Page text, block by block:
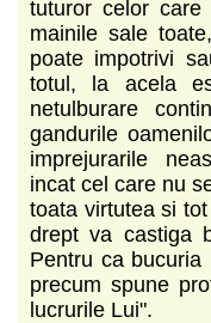
tuturor celor
mainile sale
poate impotrivi
totul, la acela
netulburare
gandurile
imprejurarile
incat cel care nu
toata virtutea si
drept va castiga
Pentru ca bucuria
precum spune
lucrurile Lui".